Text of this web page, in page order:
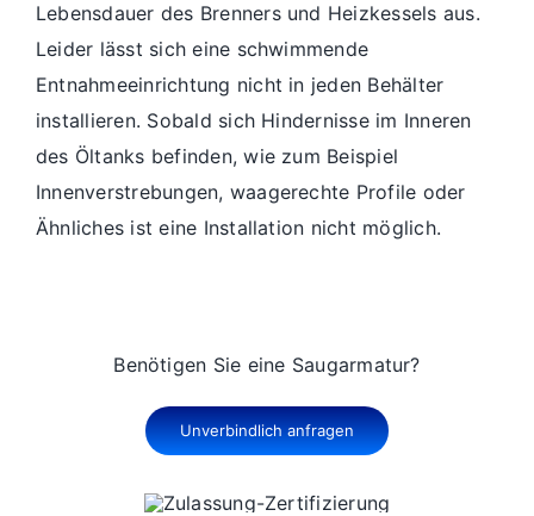
Lebensdauer des Brenners und Heizkessels aus.
Leider lässt sich eine schwimmende
Entnahmeeinrichtung nicht in jeden Behälter
installieren. Sobald sich Hindernisse im Inneren
des Öltanks befinden, wie zum Beispiel
Innenverstrebungen, waagerechte Profile oder
Ähnliches ist eine Installation nicht möglich.
Benötigen Sie eine Saugarmatur?
Unverbindlich anfragen